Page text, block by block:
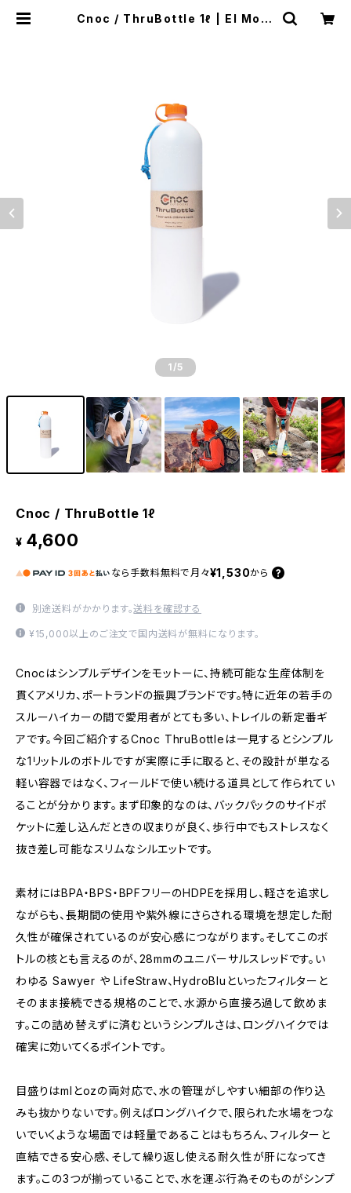
Cnoc / ThruBottle 1ℓ | El Mont
1 /5
Cnoc / ThruBottle 1ℓ
¥ 4,600
なら 手数料無料で 月々¥1,530から
別途送料がかかります。送料を確認する
¥15,000以上のご注文で国内送料が無料になります。
Cnocはシンプルデザインをモットーに、持続可能な生産体制を
貫くアメリカ、ポートランドの振興ブランドです。特に近年の若手の
スルーハイカーの間で愛用者がとても多い、トレイルの新定番ギ
アです。今回ご紹介するCnoc ThruBottleは一見するとシンプル
な1リットルのボトルですが実際に手に取ると、その設計が単なる
軽い容器ではなく、フィールドで使い続ける道具として作られてい
ることが分かります。まず印象的なのは、バックパックのサイドポ
ケットに差し込んだときの収まりが良く、歩行中でもストレスなく
抜き差し可能なスリムなシルエットです。
素材にはBPA・BPS・BPFフリーのHDPEを採用し、軽さを追求し
ながらも、長期間の使用や紫外線にさらされる環境を想定した耐
久性が確保されているのが安心感につながります。そしてこのボ
トルの核とも言えるのが、28mmのユニバーサルスレッドです。い
わゆる Sawyer や LifeStraw、HydroBluといったフィルターと
そのまま接続できる規格のことで、水源から直接ろ過して飲めま
す。この詰め替えずに済むというシンプルさは、ロングハイクでは
確実に効いてくるポイントです。
目盛りはmlとozの両対応で、水の管理がしやすい細部の作り込
みも抜かりないです。例えばロングハイクで、限られた水場をつな
いでいくような場面では軽量であることはもちろん、フィルターと
直結できる安心感、そして繰り返し使える耐久性が肝になってき
ます。この3つが揃っていることで、水を運ぶ行為そのものがシンプ